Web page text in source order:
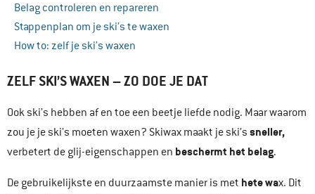
Belag controleren en repareren
Stappenplan om je ski’s te waxen
How to: zelf je ski’s waxen
ZELF SKI’S WAXEN – ZO DOE JE DAT
Ook ski’s hebben af en toe een beetje liefde nodig. Maar waarom
zou je je ski’s moeten waxen? Skiwax maakt je ski’s sneller,
verbetert de glij-eigenschappen en beschermt het belag.
De gebruikelijkste en duurzaamste manier is met hete wax. Dit